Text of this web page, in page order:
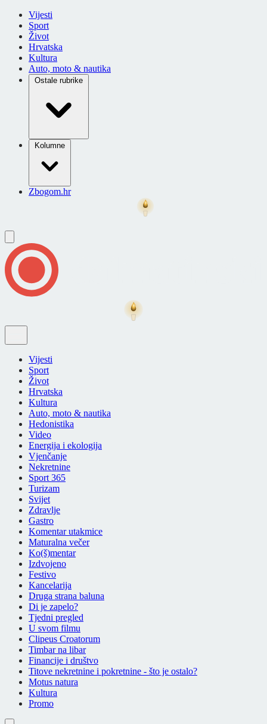
Vijesti
Sport
Život
Hrvatska
Kultura
Auto, moto & nautika
Ostale rubrike
Kolumne
Zbogom.hr
Vijesti
Sport
Život
Hrvatska
Kultura
Auto, moto & nautika
Hedonistika
Video
Energija i ekologija
Vjenčanje
Nekretnine
Sport 365
Turizam
Svijet
Zdravlje
Gastro
Komentar utakmice
Maturalna večer
Ko(š)mentar
Izdvojeno
Festivo
Kancelarija
Druga strana baluna
Di je zapelo?
Tjedni pregled
U svom filmu
Clipeus Croatorum
Timbar na libar
Financije i društvo
Titove nekretnine i pokretnine - što je ostalo?
Motus natura
Kultura
Promo